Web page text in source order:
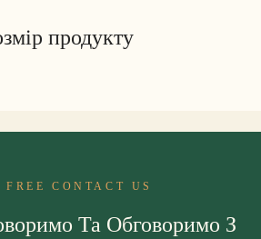
продукту
FREE CONTACT US
Та Обговоримо З